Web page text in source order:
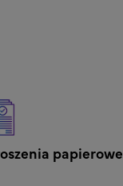
papierowe